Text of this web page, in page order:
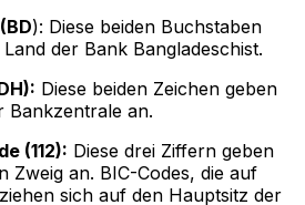
): Diese beiden Buchstaben
der Bank Bangladeschist.
Diese beiden Zeichen geben
Bankzentrale an.
(112): Diese drei Ziffern geben
Zweig an. BIC-Codes, die auf
sich auf den Hauptsitz der